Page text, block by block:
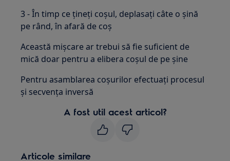
3 - În timp ce țineți coșul, deplasați câte o șină
pe rând, în afară de coș
Această mișcare ar trebui să fie suficient de
mică doar pentru a elibera coșul de pe șine
Pentru asamblarea coșurilor efectuați procesul
și secvența inversă
A fost util acest articol?
Articole similare